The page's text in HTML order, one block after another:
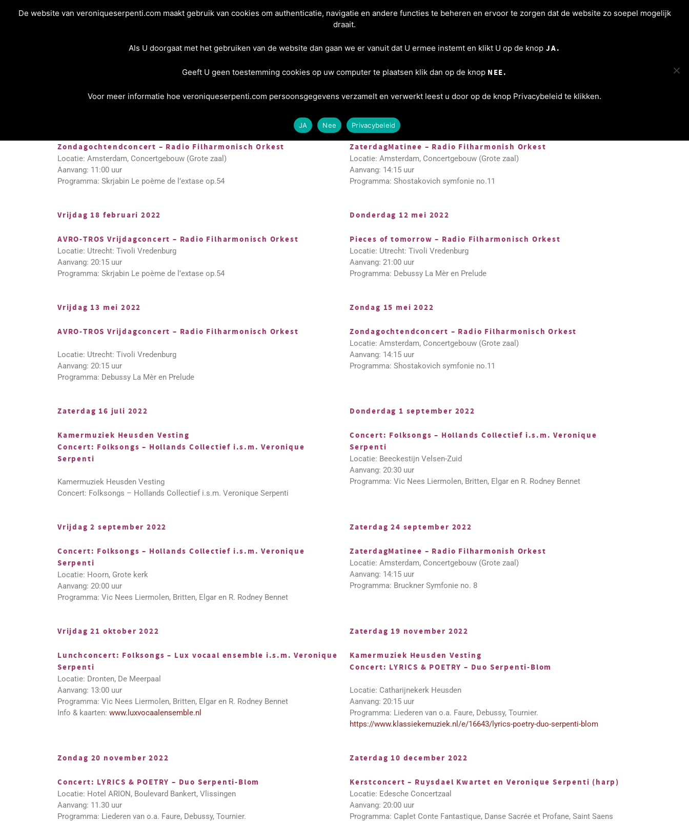
Concertagenda
Zondagochtendconcert – Radio Filharmonisch Orkest
Locatie: Amsterdam, Concertgebouw (Grote zaal)
Aanvang: 11:00 uur
Programma: Skrjabin Le poème de l’extase op.54
Zaterdag 22 januari 2022
ZaterdagMatinee – Radio Filharmonish Orkest
Locatie: Amsterdam, Concertgebouw (Grote zaal)
Aanvang: 14:15 uur
Programma: Shostakovich symfonie no.11
Vrijdag 18 februari 2022
AVRO-TROS Vrijdagconcert – Radio Filharmonisch Orkest
Locatie: Utrecht: Tivoli Vredenburg
Aanvang: 20:15 uur
Programma: Skrjabin Le poème de l’extase op.54
Donderdag 12 mei 2022
Pieces of tomorrow – Radio Filharmonisch Orkest
Locatie: Utrecht: Tivoli Vredenburg
Aanvang: 21:00 uur
Programma: Debussy La Mèr en Prelude
Vrijdag 13 mei 2022
AVRO-TROS Vrijdagconcert – Radio Filharmonisch Orkest
Locatie: Utrecht: Tivoli Vredenburg
Aanvang: 20:15 uur
Programma: Debussy La Mèr en Prelude
Zondag 15 mei 2022
Zondagochtendconcert – Radio Filharmonisch Orkest
Locatie: Amsterdam, Concertgebouw (Grote zaal)
Aanvang: 14:15 uur
Programma: Shostakovich symfonie no.11
Zaterdag 16 juli 2022
Kamermuziek Heusden Vesting
Concert: Folksongs – Hollands Collectief i.s.m. Veronique
Serpenti
Kamermuziek Heusden Vesting
Concert: Folksongs – Hollands Collectief i.s.m. Veronique Serpenti
Donderdag 1 september 2022
Concert: Folksongs – Hollands Collectief i.s.m. Veronique
Serpenti
Locatie: Beeckestijn Velsen-Zuid
Aanvang: 20:30 uur
Programma: Vic Nees Liermolen, Britten, Elgar en R. Rodney Bennet
Vrijdag 2 september 2022
Concert: Folksongs – Hollands Collectief i.s.m. Veronique
Serpenti
Locatie: Hoorn, Grote kerk
Aanvang: 20:00 uur
Programma: Vic Nees Liermolen, Britten, Elgar en R. Rodney Bennet
Zaterdag 24 september 2022
ZaterdagMatinee – Radio Filharmonish Orkest
Locatie: Amsterdam, Concertgebouw (Grote zaal)
Aanvang: 14:15 uur
Programma: Bruckner Symfonie no. 8
Vrijdag 21 oktober 2022
Lunchconcert: Folksongs – Lux vocaal ensemble i.s.m. Veronique
Serpenti
Locatie: Dronten, De Meerpaal
Aanvang: 13:00 uur
Programma: Vic Nees Liermolen, Britten, Elgar en R. Rodney Bennet
Info & kaarten: www.luxvocaalensemble.nl
Zaterdag 19 november 2022
Kamermuziek Heusden Vesting
Concert: LYRICS & POETRY – Duo Serpenti-Blom
Locatie: Catharijnekerk Heusden
Aanvang: 20:15 uur
Programma: Liederen van o.a. Faure, Debussy, Tournier.
https://www.klassiekemuziek.nl/e/16643/lyrics-poetry-duo-serpenti-blom
Zondag 20 november 2022
Concert: LYRICS & POETRY – Duo Serpenti-Blom
Locatie: Hotel ARION, Boulevard Bankert, Vlissingen
Aanvang: 11.30 uur
Programma: Liederen van o.a. Faure, Debussy, Tournier.
Zaterdag 10 december 2022
Kerstconcert – Ruysdael Kwartet en Veronique Serpenti (harp)
Locatie: Edesche Concertzaal
Aanvang: 20:00 uur
Programma: Caplet Conte Fantastique, Danse Sacrée et Profane, Saint Saens
De website van veroniqueserpenti.com maakt gebruik van cookies om authenticatie, navigatie en andere functies te beheren en ervoor te zorgen dat de website zo soepel mogelijk
draait.
Als U doorgaat met het gebruiken van de website dan gaan we er vanuit dat U ermee instemt en klikt U op de knop JA.
Geeft U geen toestemming cookies op uw computer te plaatsen klik dan op de knop NEE.
Voor meer informatie hoe veroniqueserpenti.com persoonsgegevens verzamelt en verwerkt leest u door op de knop Privacybeleid te klikken.
JA Nee Privacybeleid